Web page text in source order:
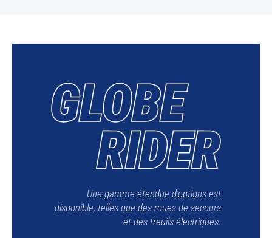
Une gamme étendue d'options est
disponible, telles que des roues de secours
et des treuils électriques.